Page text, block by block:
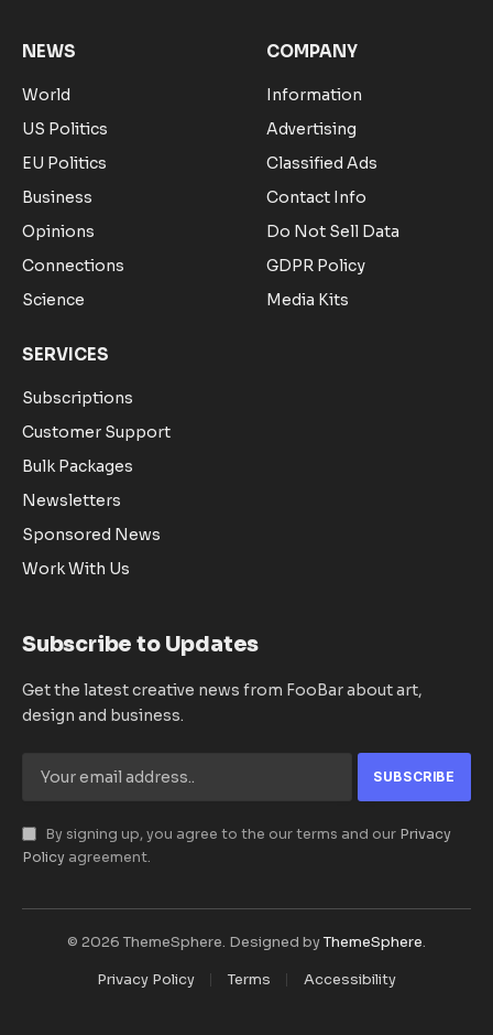
NEWS
World
US Politics
EU Politics
Business
Opinions
Connections
Science
COMPANY
Information
Advertising
Classified Ads
Contact Info
Do Not Sell Data
GDPR Policy
Media Kits
SERVICES
Subscriptions
Customer Support
Bulk Packages
Newsletters
Sponsored News
Work With Us
Subscribe to Updates
Get the latest creative news from FooBar about art,
design and business.
By signing up, you agree to the our terms and our Privacy
Policy agreement.
© 2026 ThemeSphere. Designed byThemeSphere.
Privacy Policy
Terms Accessibility